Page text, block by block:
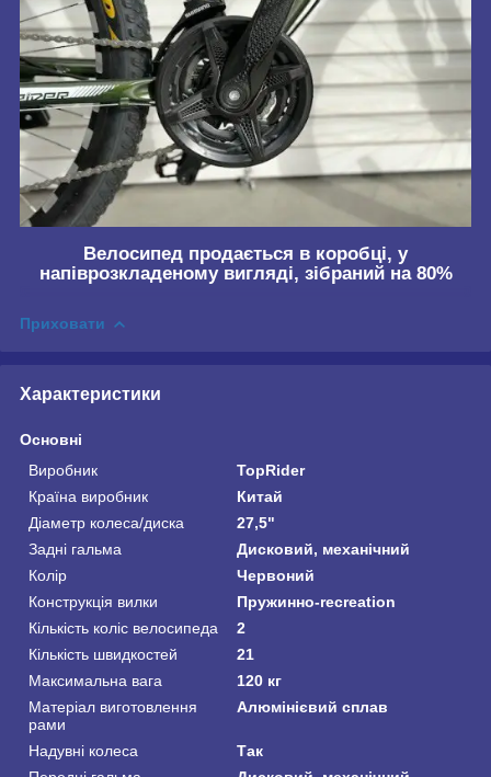
Велосипед продається в коробці, у
напіврозкладеному вигляді, зібраний на 80%
Приховати
Характеристики
Основні
Виробник
TopRider
Країна виробник
Китай
Діаметр колеса/диска
27,5"
Задні гальма
Дисковий, механічний
Колір
Червоний
Конструкція вилки
Пружинно-recreation
Кількість коліс велосипеда
2
Кількість швидкостей
21
Максимальна вага
120 кг
Матеріал виготовлення
рами
Алюмінієвий сплав
Надувні колеса
Так